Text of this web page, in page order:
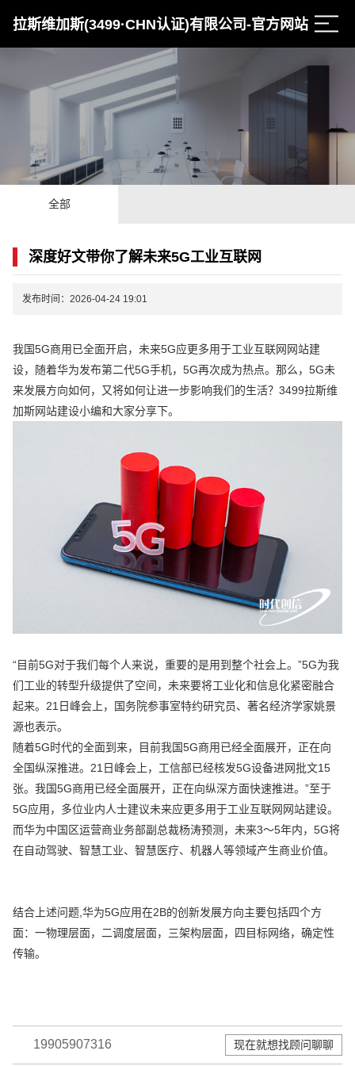
拉斯维加斯(3499·CHN认证)有限公司-官方网站
全部
深度好文带你了解未来5G工业互联网
发布时间：2026-04-24 19:01
我国5G商用已全面开启，未来5G应更多用于工业互联网网站建
设，随着华为发布第二代5G手机，5G再次成为热点。那么，5G未
来发展方向如何，又将如何让进一步影响我们的生活？3499拉斯维
加斯网站建设小编和大家分享下。
“目前5G对于我们每个人来说，重要的是用到整个社会上。”5G为我
们工业的转型升级提供了空间，未来要将工业化和信息化紧密融合
起来。21日峰会上，国务院参事室特约研究员、著名经济学家姚景
源也表示。
随着5G时代的全面到来，目前我国5G商用已经全面展开，正在向
全国纵深推进。21日峰会上，工信部已经核发5G设备进网批文15
张。我国5G商用已经全面展开，正在向纵深方面快速推进。”至于
5G应用，多位业内人士建议未来应更多用于工业互联网网站建设。
而华为中国区运营商业务部副总裁杨涛预测，未来3～5年内，5G将
在自动驾驶、智慧工业、智慧医疗、机器人等领域产生商业价值。
结合上述问题,华为5G应用在2B的创新发展方向主要包括四个方
面：一物理层面，二调度层面，三架构层面，四目标网络，确定性
传输。
19905907316 现在就想找顾问聊聊